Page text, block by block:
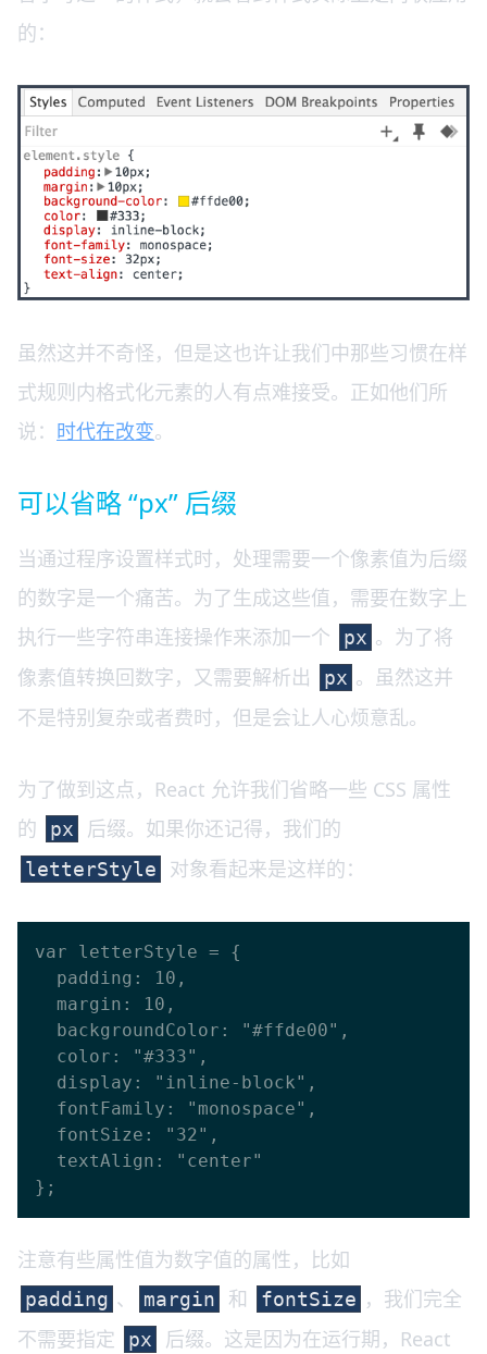
的：
虽然这并不奇怪，但是这也许让我们中那些习惯在样
式规则内格式化元素的人有点难接受。正如他们所
说： 时代在改变。
可以省略 “px” 后缀
当通过程序设置样式时，处理需要一个像素值为后缀
的数字是一个痛苦。为了生成这些值，需要在数字上
执行一些字符串连接操作来添加一个
px 。为了将
像素值转换回数字，又需要解析出
px 。虽然这并
不是特别复杂或者费时，但是会让人心烦意乱。
为了做到这点，React 允许我们省略一些 CSS 属性
的
px 后缀。如果你还记得，我们的
letterStyle 对象看起来是这样的：
var letterStyle = {
注意有些属性值为数字值的属性，比如
padding 、 margin 和 fontSize ，我们完全
不需要指定
px
后缀。这是因为在运行期，React